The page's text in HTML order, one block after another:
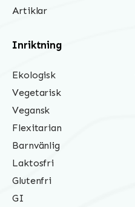
Artiklar
Inriktning
Ekologisk
Vegetarisk
Vegansk
Flexitarian
Barnvänlig
Laktosfri
Glutenfri
GI